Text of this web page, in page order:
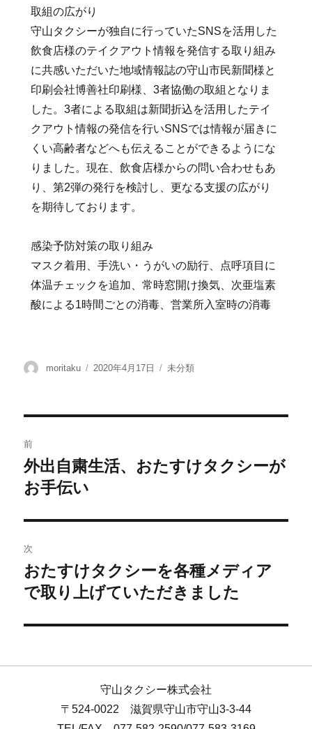
取組の広がり
守山タクシーが独自に行っていたSNSを活用した
飲食店様のテイクアウト情報を発信する取り組み
に共感いただいた地域情報誌の守山市民新聞様と
印刷会社博善社印刷様、3者協働の取組となりま
した。3者による取組は新聞折込を活用したテイ
クアウト情報の発信を行いSNSでは情報が届きに
くい高齢者などへも伝えることができるようにな
りました。現在、飲食店様からの問い合わせもあ
り、第2弾の発行を検討し、更なる支援の広がり
を期待しております。
感染予防対策の取り組み
マスク着用、手洗い・うがいの励行、点呼項目に
体温チェックを追加、常時窓開け換気、次亜塩素
酸による1時間ごとの消毒、営業所入室時の消毒
moritaku 2020年4月17日 未分類
前
外出自粛生活、おたすけタクシーが
お手伝い
次
おたすけタクシーを各種メディア
で取り上げていただきました
守山タクシー株式会社
〒524-0022 滋賀県守山市守山3-3-44